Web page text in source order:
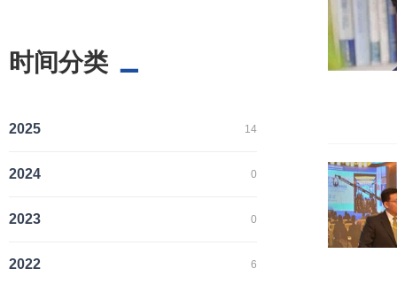
时间分类
2025 14
2024 0
2023 0
2022 6